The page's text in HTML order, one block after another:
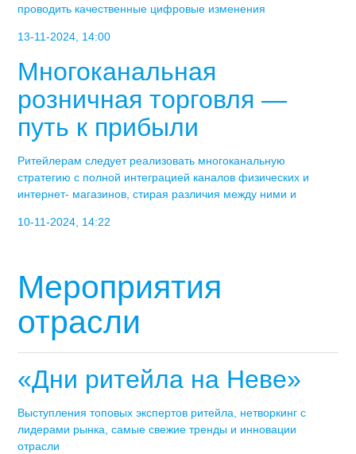
проводить качественные цифровые изменения
13-11-2024, 14:00
Многоканальная
розничная торговля —
путь к прибыли
Ритейлерам следует реализовать многоканальную
стратегию с полной интеграцией каналов физических и
интернет- магазинов, стирая различия между ними и
10-11-2024, 14:22
Мероприятия
отрасли
«Дни ритейла на Неве»
Выступления топовых экспертов ритейла, нетворкинг с
лидерами рынка, самые свежие тренды и инновации
отрасли